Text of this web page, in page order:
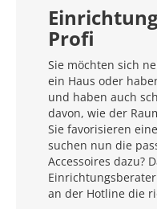
Profi
Sie möchten sich
ein Haus oder
und haben auch
davon, wie der
Sie favorisieren
suchen nun die
Accessoires dazu?
an der Hotline die